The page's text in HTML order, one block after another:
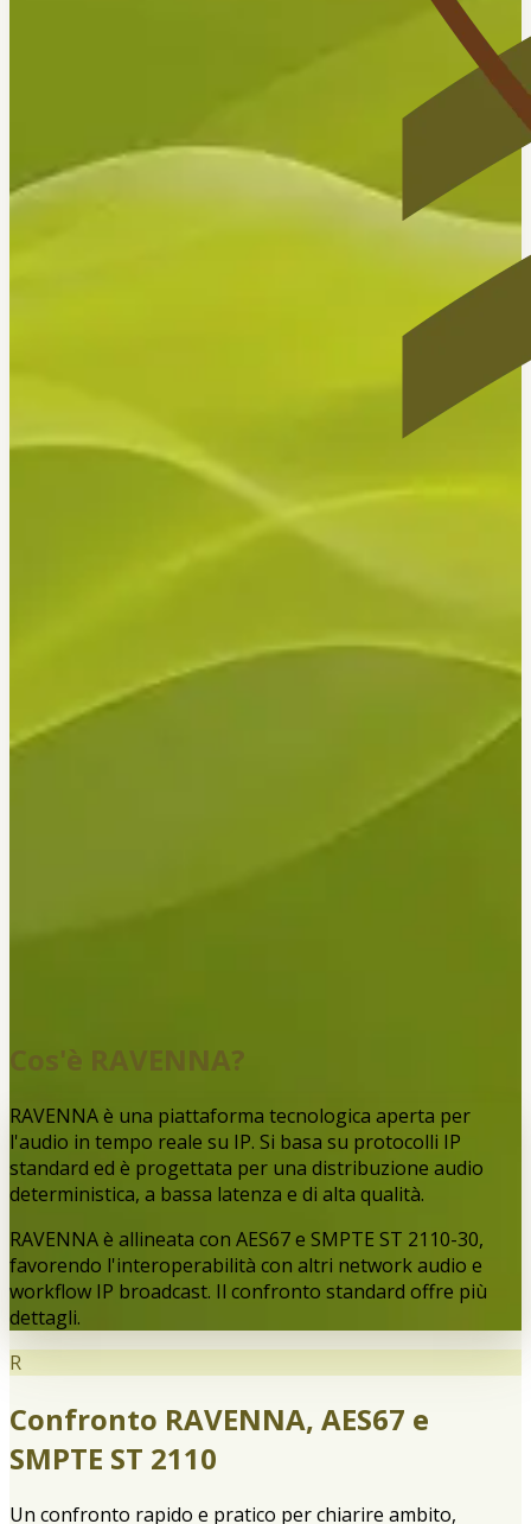
Cos'è RAVENNA?
RAVENNA è una piattaforma tecnologica aperta per
l'audio in tempo reale su IP. Si basa su protocolli IP
standard ed è progettata per una distribuzione audio
deterministica, a bassa latenza e di alta qualità.
RAVENNA è allineata con AES67 e SMPTE ST 2110-30,
favorendo l'interoperabilità con altri network audio e
workflow IP broadcast. Il confronto standard offre più
dettagli.
R
Confronto RAVENNA, AES67 e
SMPTE ST 2110
Un confronto rapido e pratico per chiarire ambito,